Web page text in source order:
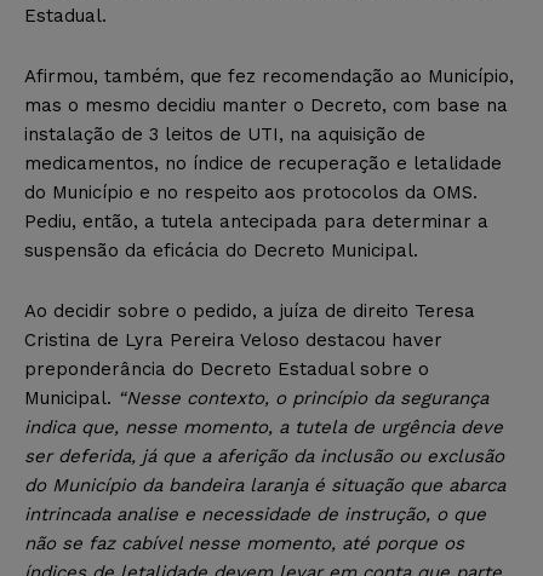
Estadual.
Afirmou, também, que fez recomendação ao Município,
mas o mesmo decidiu manter o Decreto, com base na
instalação de 3 leitos de UTI, na aquisição de
medicamentos, no índice de recuperação e letalidade
do Município e no respeito aos protocolos da OMS.
Pediu, então, a tutela antecipada para determinar a
suspensão da eficácia do Decreto Municipal.
Ao decidir sobre o pedido, a juíza de direito Teresa
Cristina de Lyra Pereira Veloso destacou haver
preponderância do Decreto Estadual sobre o
Municipal. “Nesse contexto, o princípio da segurança
indica que, nesse momento, a tutela de urgência deve
ser deferida, já que a aferição da inclusão ou exclusão
do Município da bandeira laranja é situação que abarca
intrincada analise e necessidade de instrução, o que
não se faz cabível nesse momento, até porque os